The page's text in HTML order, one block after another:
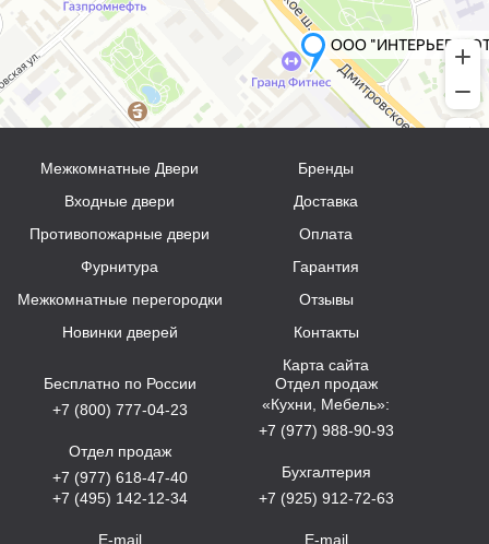
Межкомнатные Двери
Входные двери
Противопожарные двери
Фурнитура
Межкомнатные перегородки
Новинки дверей
Бренды
Доставка
Оплата
Гарантия
Отзывы
Контакты
Карта сайта
Бесплатно по России
+7 (800) 777-04-23
Отдел продаж
+7 (977) 618-47-40
+7 (495) 142-12-34
E-mail
Отдел продаж
«Кухни, Мебель»:
+7 (977) 988-90-93
Бухгалтерия
+7 (925) 912-72-63
E-mail